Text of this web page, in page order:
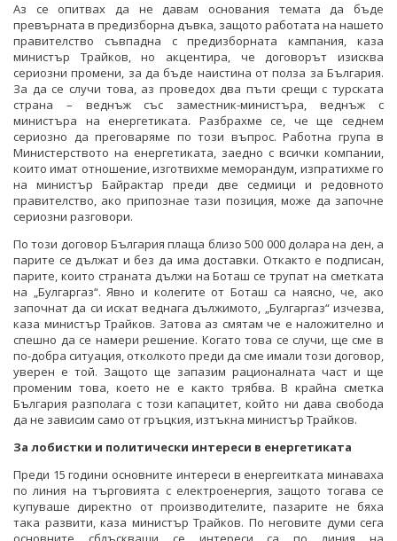
Аз се опитвах да не давам основания темата да бъде
превърната в предизборна дъвка, защото работата на нашето
правителство съвпадна с предизборната кампания, каза
министър Трайков, но акцентира, че договорът изисква
сериозни промени, за да бъде наистина от полза за България.
За да се случи това, аз проведох два пъти срещи с турската
страна – веднъж със заместник-министъра, веднъж с
министъра на енергетиката. Разбрахме се, че ще седнем
сериозно да преговаряме по този въпрос. Работна група в
Министерството на енергетиката, заедно с всички компании,
които имат отношение, изготвихме меморандум, изпратихме го
на министър Байрактар преди две седмици и редовното
правителство, ако припознае тази позиция, може да започне
сериозни разговори.
По този договор България плаща близо 500 000 долара на ден, а
парите се дължат и без да има доставки. Откакто е подписан,
парите, които страната дължи на Боташ се трупат на сметката
на „Булгаргаз“. Явно и колегите от Боташ са наясно, че, ако
започнат да си искат веднага дължимото, „Булгаргаз“ изчезва,
каза министър Трайков. Затова аз смятам че е наложително и
спешно да се намери решение. Когато това се случи, ще сме в
по-добра ситуация, отколкото преди да сме имали този договор,
уверен е той. Защото ще запазим рационалната част и ще
променим това, което не е както трябва. В крайна сметка
България разполага с този капацитет, който ни дава свобода
да не зависим само от гръцкия, изтъкна министър Трайков.
За лобистки и политически интереси в енергетиката
Преди 15 години основните интереси в енергеитката минаваха
по линия на търговията с електроенергия, защото тогава се
купуваше директно от производителите, пазарите не бяха
така развити, каза министър Трайков. По неговите думи сега